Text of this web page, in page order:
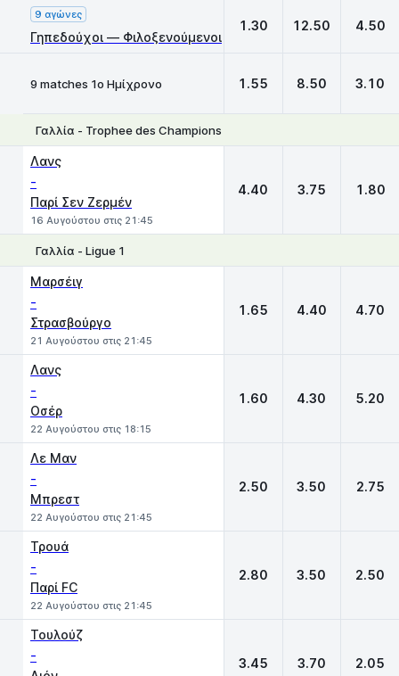
9 αγώνες
Γηπεδούχοι — Φιλοξενούμενοι
1.30 12.50 4.50
9 matches 1ο Ημίχρονο 1.55 8.50 3.10
Γαλλία - Trophee des Champions
Λανς
-
Παρί Σεν Ζερμέν
16 Αυγούστου στις 21:45
4.40 3.75 1.80
Γαλλία - Ligue 1
Μαρσέιγ
-
Στρασβούργο
21 Αυγούστου στις 21:45
1.65 4.40 4.70
Λανς
-
Οσέρ
22 Αυγούστου στις 18:15
1.60 4.30 5.20
Λε Μαν
-
Μπρεστ
22 Αυγούστου στις 21:45
2.50 3.50 2.75
Τρουά
-
Παρί FC
22 Αυγούστου στις 21:45
2.80 3.50 2.50
Τουλούζ
- 3.45 3.70 2.05